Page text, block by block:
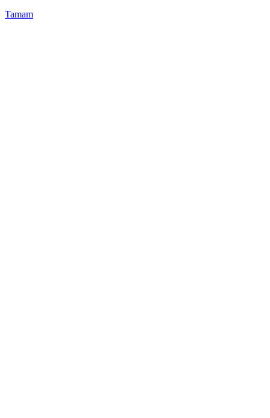
Tamam